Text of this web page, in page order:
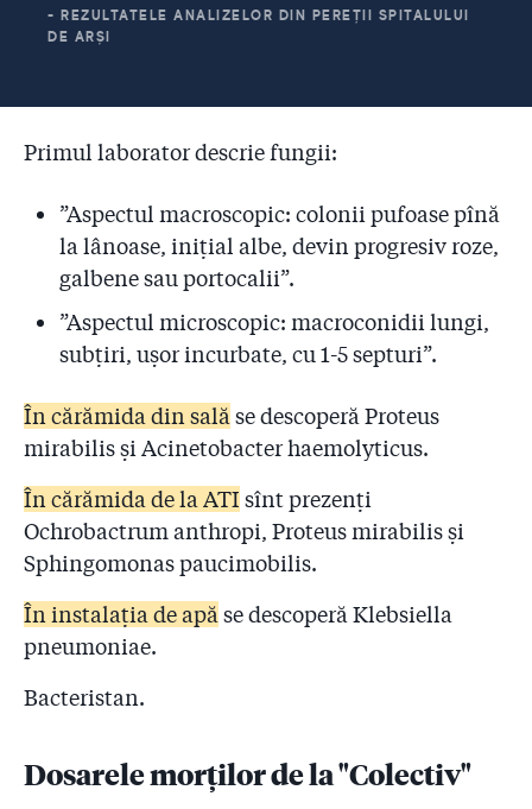
- REZULTATELE ANALIZELOR DIN PEREȚII SPITALULUI
DE ARȘI
Primul laborator descrie fungii:
”Aspectul macroscopic: colonii pufoase pînă
la lânoase, inițial albe, devin progresiv roze,
galbene sau portocalii”.
”Aspectul microscopic: macroconidii lungi,
subțiri, ușor incurbate, cu 1-5 septuri”.
În cărămida din sală se descoperă Proteus
mirabilis și Acinetobacter haemolyticus.
În cărămida de la ATI sînt prezenți
Ochrobactrum anthropi, Proteus mirabilis și
Sphingomonas paucimobilis.
În instalația de apă se descoperă Klebsiella
pneumoniae.
Bacteristan.
Dosarele morților de la "Colectiv"